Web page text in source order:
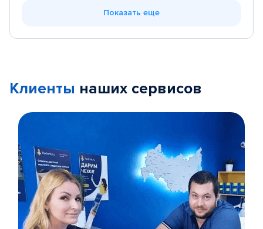
Показать еще
Клиенты наших сервисов